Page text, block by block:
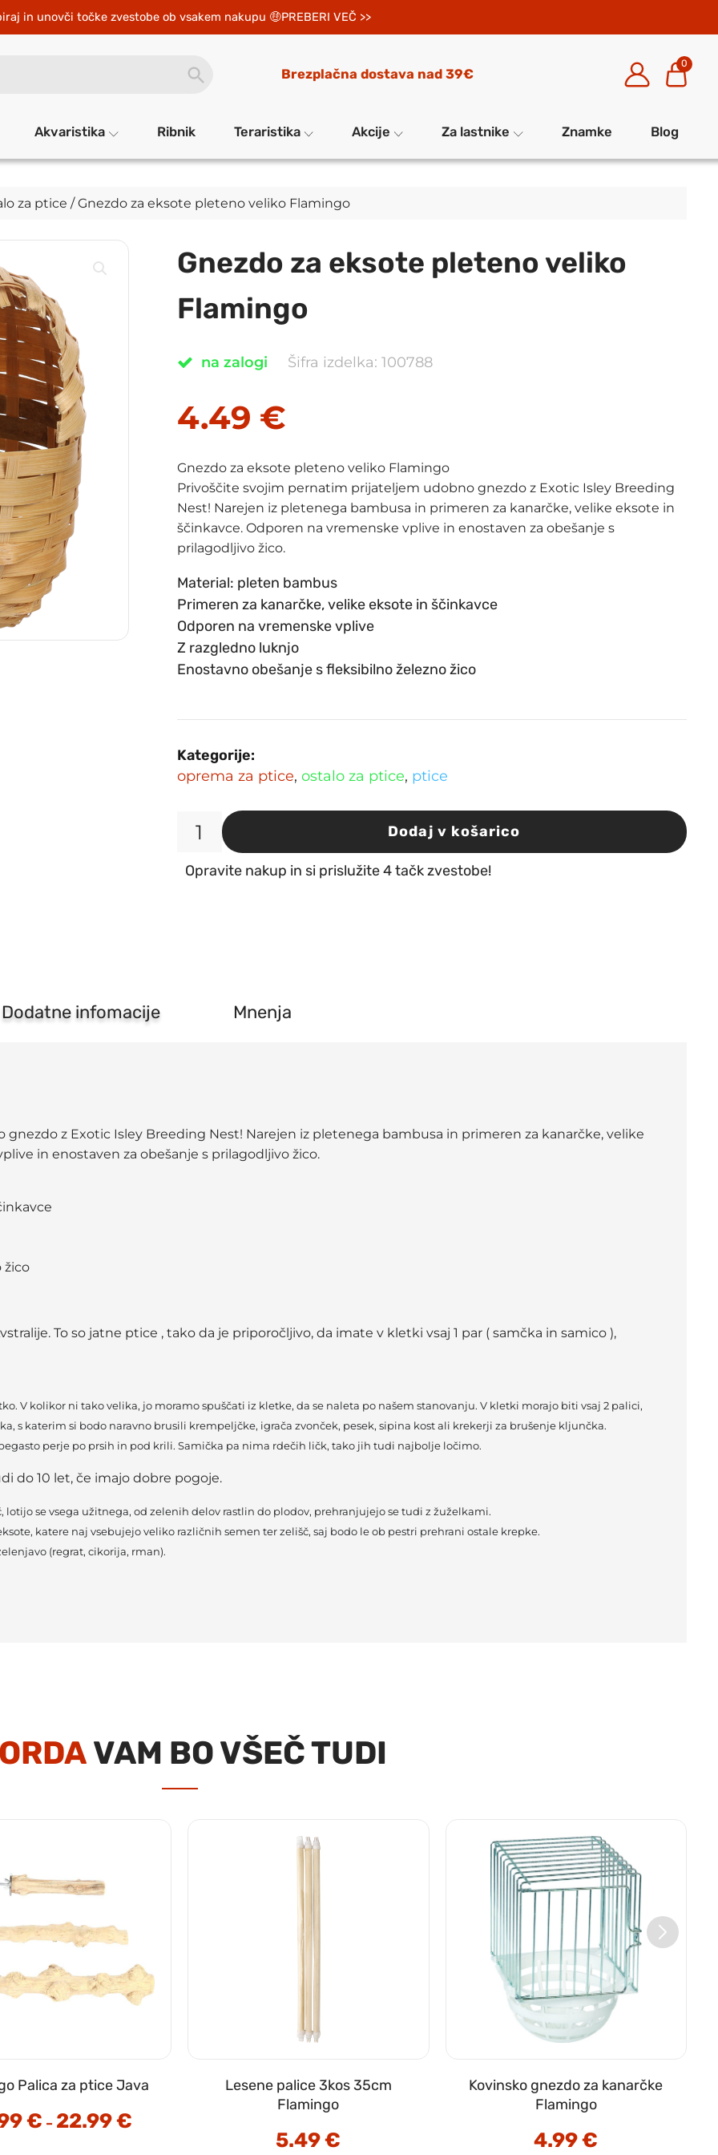
in unovči točke zvestobe ob vsakem nakupu PREBERI VEČ >>
BUTTON
Brezplačna dostava nad 39€
0
Akvaristika Ribnik Teraristika Akcije Za lastnike Znamke Blog
za ptice / Gnezdo za eksote pleteno veliko Flamingo
Gnezdo za eksote pleteno veliko
Flamingo
na zalogi Šifra izdelka: 100788
4.49 €
Gnezdo za eksote pleteno veliko Flamingo
Privoščite svojim pernatim prijateljem udobno gnezdo z Exotic Isley Breeding
Nest! Narejen iz pletenega bambusa in primeren za kanarčke, velike eksote in
ščinkavce. Odporen na vremenske vplive in enostaven za obešanje s
prilagodljivo žico.
Material: pleten bambus
Primeren za kanarčke, velike eksote in ščinkavce
Odporen na vremenske vplive
Z razgledno luknjo
Enostavno obešanje s fleksibilno železno žico
Kategorije:
oprema za ptice, ostalo za ptice, ptice
eksote
Dodaj v košarico
Opravite nakup in si prislužite 4 tačk zvestobe!
Dodatne infomacije Mnenja
z Exotic Isley Breeding Nest! Narejen iz pletenega bambusa in primeren za kanarčke, velike
in enostaven za obešanje s prilagodljivo žico.
žico
To so jatne ptice , tako da je priporočljivo, da imate v kletki vsaj 1 par ( samčka in samico ),
V kolikor ni tako velika, jo moramo spuščati iz kletke, da se naleta po našem stanovanju.V kletki morajo biti vsaj 2 palici,
s katerim si bodo naravno brusili krempeljčke, igrača zvonček, pesek, sipina kost ali krekerji za brušenje kljunčka.
perje po prsih in pod krili. Samička pa nima rdečih ličk, tako jih tudi najbolje ločimo.
do 10 let, če imajo dobre pogoje.
lotijo se vsega užitnega, od zelenih delov rastlin do plodov, prehranjujejo se tudi z žuželkami.
katere naj vsebujejo veliko različnih semen ter zelišč, saj bodo le ob pestri prehrani ostale krepke.
(regrat, cikorija, rman).
VAM BO VŠEČ TUDI
Palica za ptice Java
€ – 22.99€
Lesene palice 3kos 35cm
Flamingo
5.49€
Kovinsko gnezdo za kanarčke
Flamingo
4.99€